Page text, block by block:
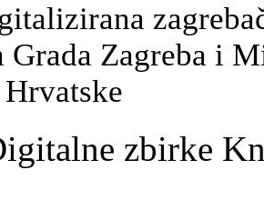
Grada Zagreba i
zbirke